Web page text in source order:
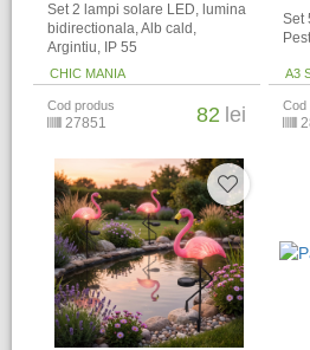
Set 2 lampi solare LED, lumina
bidirectionala, Alb cald,
Argintiu, IP 55
CHIC MANIA
Cod produs
27851 82 lei
Set
A3
Cod